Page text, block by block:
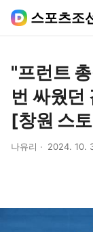
스포츠조
"프런트
번 싸웠던
[창원 스
나유리 2024. 10.